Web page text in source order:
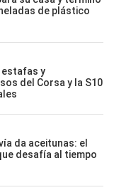
de plástico
estafas y
del Corsa y la S10
da aceitunas: el
desafía al tiempo